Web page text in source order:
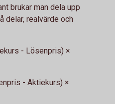
brukar man dela upp
delar, realvärde och
- Lösenpris) ×
- Aktiekurs) ×